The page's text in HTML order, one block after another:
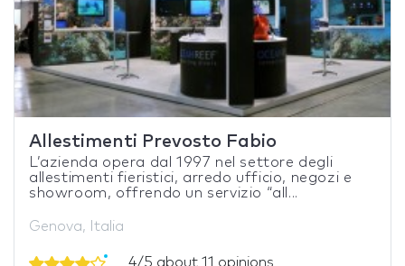
Allestimenti Prevosto Fabio
L’azienda opera dal 1997 nel settore degli
allestimenti fieristici, arredo ufficio, negozi e
showroom, offrendo un servizio “all...
Genova, Italia
4/5 about 11 opinions